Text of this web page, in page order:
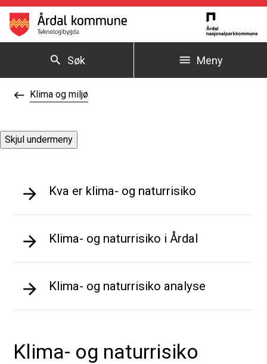
Årdal kommune
Søk Meny
Du er her:
Klima og miljø
Skjul undermeny
Kva er klima- og naturrisiko
Klima- og naturrisiko i Årdal
Klima- og naturrisiko analyse
Klima- og naturrisiko